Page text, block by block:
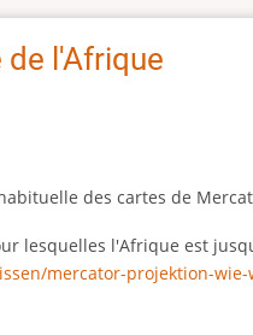
de l'Afrique
des cartes de
lesquelles l'Afrique est
mercator-projektion-